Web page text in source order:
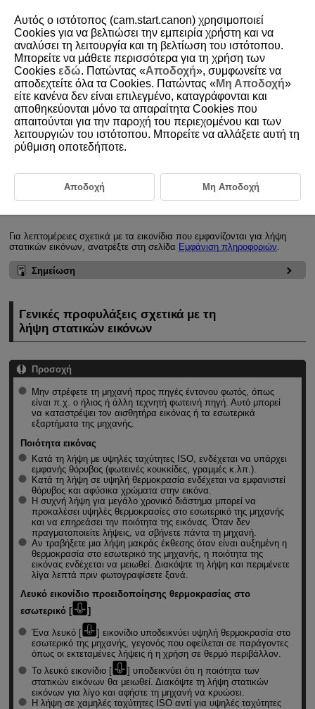
D388-126
Γενική λήψη στατικών εικόνων
Εμφάνιση πληροφοριών κατά τη λήψη στατικών εικόνων
Γενικές προφυλάξεις σχετικά με τη λήψη στατικών εικόνων
Εμφάνιση πληροφοριών κατά τη λήψη
στατικών εικόνων
Για λεπτομέρειες σχετικά με τα εικονίδια που εμφανίζονται για λήψη
στατικών εικόνων, ανατρέξτε στη σελίδα Εμφάνιση πληροφοριών
Σημείωση
Γενικές προφυλάξεις σχετικά με τη
λήψη στατικών εικόνων
Προσοχή
Μην στρέφετε τη μηχανή προς πηγές έντονου φωτός, όπως
είναι π.χ. ο ήλιος ή άλλη τεχνητή φωτεινή πηγή. Αυτό μπορεί
να καταστρέψει τον αισθητήρα εικόνας ή τα εσωτερικά
εξαρτήματα της μηχανής.
Ποιότητα εικόνας
Κατά τη λήψη με υψηλές ταχύτητες ISO, ενδέχεται να υπάρχει
εμφανής θόρυβος (φωτεινές κουκκίδες, γραμμές κ.λπ.).
Κατά τη λήψη σε υψηλή θερμοκρασία ενδέχεται να εμφανιστεί
θόρυβος και αφύσικα χρώματα στην εικόνα.
Η συχνή λήψη για μεγάλο χρονικό διάστημα μπορεί να
προκαλέσει υψηλές θερμοκρασίες στο εσωτερικό της μηχανής
και να επηρεάσει την ποιότητα της εικόνας. Όταν δεν
πραγματοποιείτε λήψεις, να σβήνετε πάντα τη μηχανή.
Αν τραβήξετε μια λήψη μακράς έκθεσης όταν είναι αυξημένη η
θερμοκρασία στο εσωτερικό της μηχανής, η ποιότητα της
εικόνας ενδέχεται να μειωθεί. Διακόψτε τη λήψη και περιμένετε
λίγα λεπτά πριν φωτογραφίσετε ξανά.
Λευκό εικονίδιο προειδοποίησης θερμοκρασίας στο
εσωτερικό [
]
Ένα λευκό [
] εικονίδιο υποδεικνύει υψηλή θερμοκρασία στο
εσωτερικό της μηχανής, γεγονός που οφείλεται σε παράγοντες
όπως οι εκτεταμένες λήψεις ή η χρήση σε θερμό περιβάλλον.
Το λευκό εικονίδιο [
] υποδεικνύει ότι η ποιότητα των
στατικών εικόνων θα μειωθεί. Διακόψτε τη λήψη στατικών
εικόνων για λίγο και αφήστε τη μηχανή να κρυώσει.
Η λήψη σε χαμηλές ταχύτητες ISO αντί για υψηλές ταχύτητες
Αυτός ο ιστότοπος (cam.start.canon) χρησιμοποιεί
Cookies για να βελτιώσει την εμπειρία χρήστη και να
αναλύσει τη λειτουργία και τη βελτίωση του ιστότοπου.
Μπορείτε να μάθετε περισσότερα για τη χρήση των
Cookies εδώ. Πατώντας «Αποδοχή», συμφωνείτε να
αποδεχτείτε όλα τα Cookies. Πατώντας «Μη Αποδοχή»
είτε κανένα δεν είναι επιλεγμένο, καταγράφονται και
αποθηκεύονται μόνο τα απαραίτητα Cookies που
απαιτούνται για την παροχή του περιεχομένου και των
λειτουργιών του ιστότοπου. Μπορείτε να αλλάξετε αυτή τη
ρύθμιση οποτεδήποτε.
Αποδοχή Μη Αποδοχή